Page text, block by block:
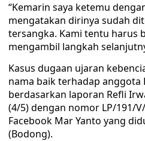
“Kemarin saya ketemu
mengatakan dirinya sudah
tersangka. Kami tentu harus
mengambil langkah
Kasus dugaan ujaran
nama baik terhadap anggota
berdasarkan laporan Refli
(4/5) dengan nomor LP/191/
Facebook Mar Yanto yang
(Bodong).